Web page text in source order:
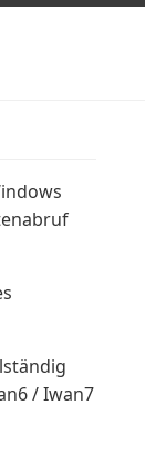
/ Iwan7